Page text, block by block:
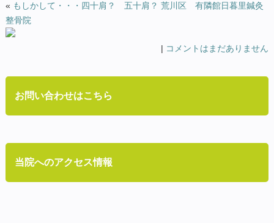
« もしかして・・・四十肩？ 五十肩？ 荒川区 有隣館日暮里鍼灸
整骨院
| コメントはまだありません
お問い合わせはこちら
当院へのアクセス情報